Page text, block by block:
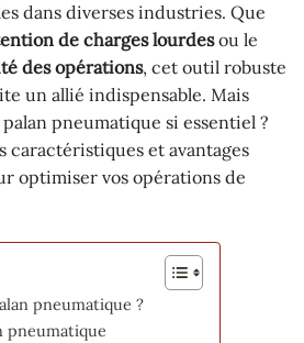
dans diverses industries. Que
de charges lourdesou le
des opérations, cet outil robuste
un allié indispensable. Mais
pneumatique si essentiel ?
caractéristiques et avantages
optimiser vos opérations de
pneumatique ?
pneumatique